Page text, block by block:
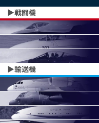
▶︎戦闘機
▶︎輸送機